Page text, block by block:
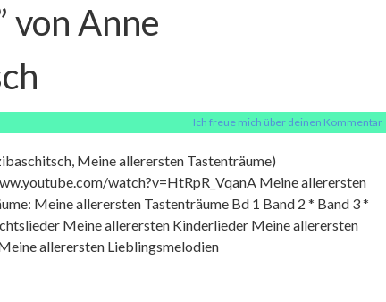
von Anne
Ich freue mich über deinen Kommentar
Meine allerersten Tastenträume)
watch?v=HtRpR_VqanA Meine allerersten
Meine allerersten Tastenträume Bd 1 Band 2 * Band 3 *
Meine allerersten Kinderlieder Meine allerersten
allerersten Lieblingsmelodien